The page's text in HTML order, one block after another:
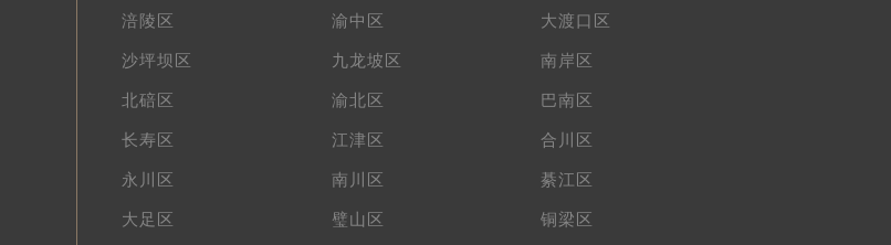
涪陵区 渝中区 大渡口区
沙坪坝区 九龙坡区 南岸区
北碚区 渝北区 巴南区
长寿区 江津区 合川区
永川区 南川区 綦江区
大足区 璧山区 铜梁区